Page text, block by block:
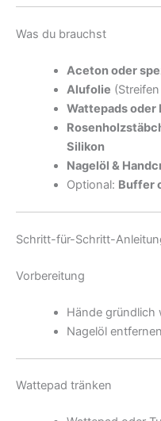
Was du brauchst
Aceton oder
Alufolie
Wattepads
Silikon
Nagelöl &
Optional: Buffer
Schritt-für-Schritt-
Vorbereitung
Hände gründlich
Nagelöl
Wattepad tränken